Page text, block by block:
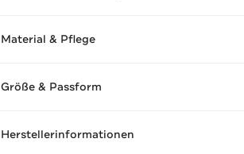
Material & Pflege
Größe & Passform
Herstellerinformationen